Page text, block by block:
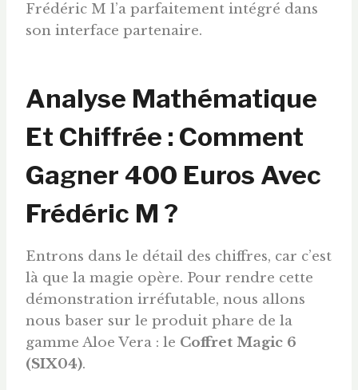
Frédéric M l’a parfaitement intégré dans
son interface partenaire.
Analyse Mathématique
Et Chiffrée : Comment
Gagner 400 Euros Avec
Frédéric M ?
Entrons dans le détail des chiffres, car c’est
là que la magie opère. Pour rendre cette
démonstration irréfutable, nous allons
nous baser sur le produit phare de la
gamme Aloe Vera : le Coffret Magic 6
(SIX04).